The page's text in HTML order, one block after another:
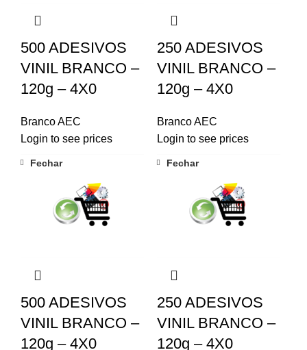
500 ADESIVOS
VINIL BRANCO –
120g – 4X0
Branco AEC
Login to see prices
250 ADESIVOS
VINIL BRANCO –
120g – 4X0
Branco AEC
Login to see prices
Fechar
500 ADESIVOS
VINIL BRANCO –
120g – 4X0
Fechar
250 ADESIVOS
VINIL BRANCO –
120g – 4X0